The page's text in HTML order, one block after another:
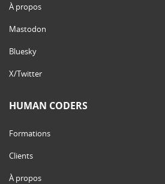
À propos
Mastodon
Bluesky
X/Twitter
HUMAN CODERS
Formations
Clients
À propos